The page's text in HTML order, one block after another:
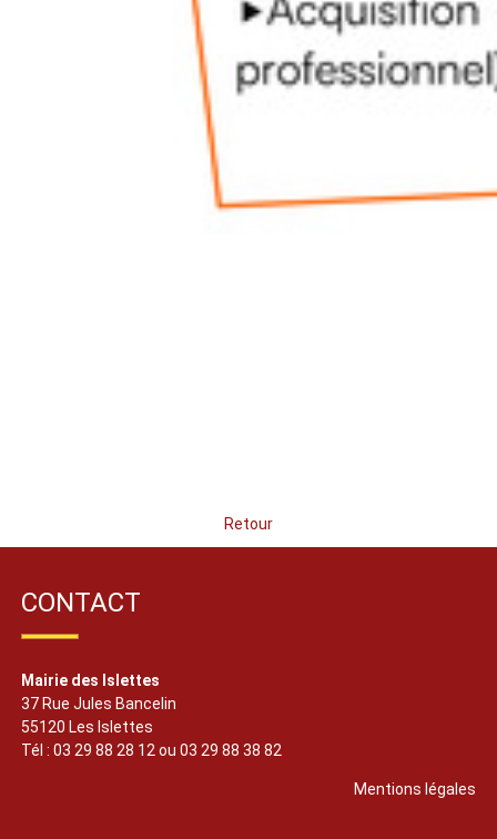
Retour
CONTACT
Mairie des Islettes
37 Rue Jules Bancelin
55120 Les Islettes
Tél : 03 29 88 28 12 ou 03 29 88 38 82
Mentions légales